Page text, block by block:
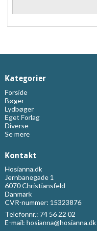
Kategorier
Forside
Bøger
Lydbøger
Eget Forlag
Diverse
Se mere
Kontakt
Hosianna.dk
Jernbanegade 1
6070 Christiansfeld
Danmark
CVR-nummer: 15323876
Telefonnr.: 74 56 22 02
E-mail: hosianna@hosianna.dk